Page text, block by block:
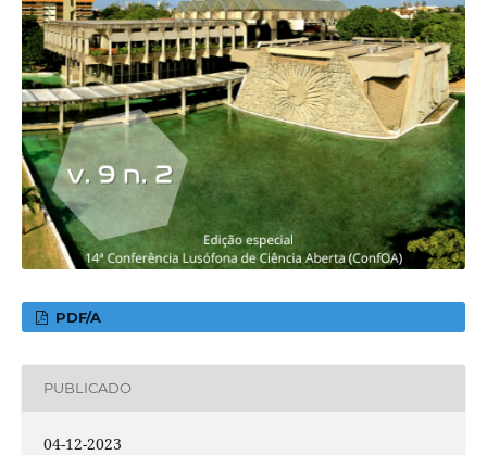
PDF/A
PUBLICADO
04-12-2023